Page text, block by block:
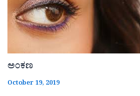
ಅಂಕಣ
October 19, 2019